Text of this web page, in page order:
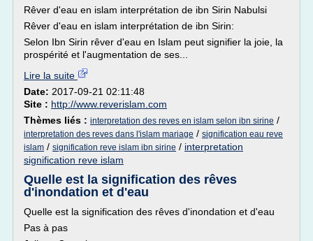
Rêver d'eau en islam interprétation de ibn Sirin Nabulsi
Rêver d'eau en islam interprétation de ibn Sirin:
Selon Ibn Sirin rêver d'eau en Islam peut signifier la joie, la
prospérité et l'augmentation de ses...
Lire la suite
Date: 2017-09-21 02:11:48
Site : http://www.reverislam.com
Thèmes liés : interpretation des reves en islam selon ibn sirine /
interpretation des reves dans l'islam mariage / signification eau reve
islam / signification reve islam ibn sirine / interpretation
signification reve islam
Quelle est la signification des rêves
d'inondation et d'eau
Quelle est la signification des rêves d'inondation et d'eau
Pas à pas